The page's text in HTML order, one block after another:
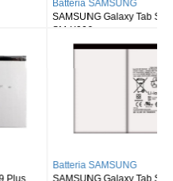
Batteria SAMSUNG
SAMSUNG Galaxy Tab S8 Ultra
Batteria SAMSUNG
SAMSUNG Galaxy Tab S9FE X510